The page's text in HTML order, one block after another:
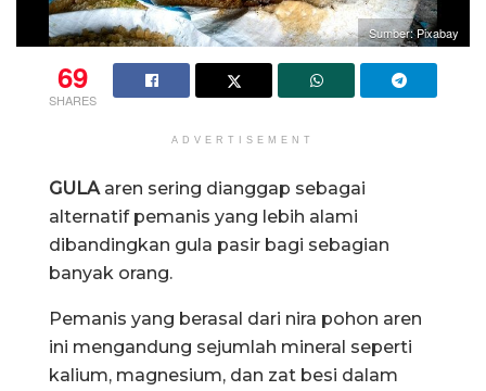
Sumber: Pixabay
69
SHARES
ADVERTISEMENT
GULA aren sering dianggap sebagai
alternatif pemanis yang lebih alami
dibandingkan gula pasir bagi sebagian
banyak orang.
Pemanis yang berasal dari nira pohon aren
ini mengandung sejumlah mineral seperti
kalium, magnesium, dan zat besi dalam